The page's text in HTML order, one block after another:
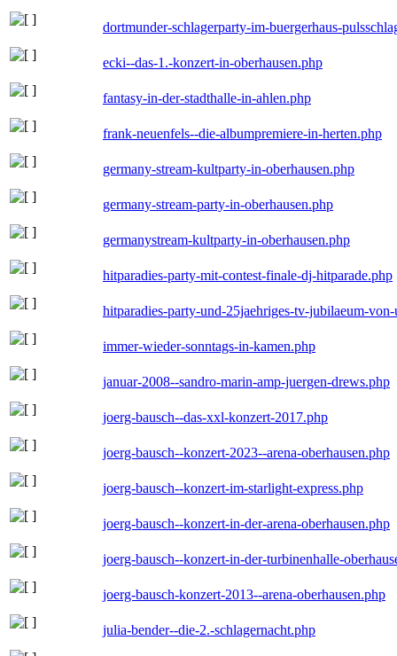
dortmunder-schlagerparty-im-buergerhaus-
ecki--das-1.-konzert-in-oberhausen.php
fantasy-in-der-stadthalle-in-ahlen.php
frank-neuenfels--die-albumpremiere-in-herten.php
germany-stream-kultparty-in-oberhausen.php
germany-stream-party-in-oberhausen.php
germanystream-kultparty-in-oberhausen.php
hitparadies-party-mit-contest-finale-dj-hitparade.php
hitparadies-party-und-25jaehriges-tv-jubilaeum-
immer-wieder-sonntags-in-kamen.php
januar-2008--sandro-marin-amp-juergen-drews.php
joerg-bausch--das-xxl-konzert-2017.php
joerg-bausch--konzert-2023--arena-oberhausen.php
joerg-bausch--konzert-im-starlight-express.php
joerg-bausch--konzert-in-der-arena-oberhausen.php
joerg-bausch--konzert-in-der-turbinenhalle-
joerg-bausch-konzert-2013--arena-oberhausen.php
julia-bender--die-2.-schlagernacht.php